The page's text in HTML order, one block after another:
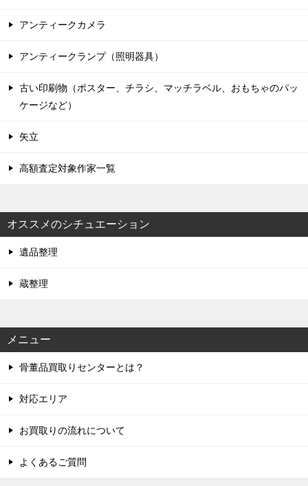
アンティークカメラ
アンティークランプ（照明器具）
古い印刷物（ポスター、チラシ、マッチラベル、おもちゃのパッ
ケージなど）
矢立
高額査定対象作家一覧
オススメのシチュエーション
遺品整理
蔵整理
メニュー
骨董品買取りセンターとは？
対応エリア
お買取りの流れについて
よくあるご質問